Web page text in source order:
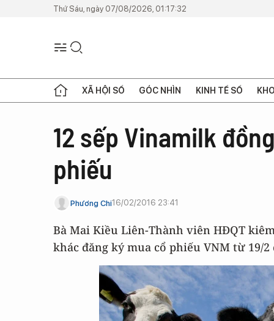
Thứ Sáu, ngày 07/08/2026, 01:17:32
XÃ HỘI SỐ GÓC NHÌN KINH TẾ SỐ
12 sếp Vinamilk
phiếu
Phương Chi16/02/2016 23:41
Bà Mai Kiều Liên-Thành viên HĐQT
khác đăng ký mua cổ phiếu VNM từ 19/2